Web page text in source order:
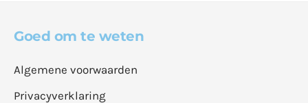
Goed om te weten
Algemene voorwaarden
Privacyverklaring